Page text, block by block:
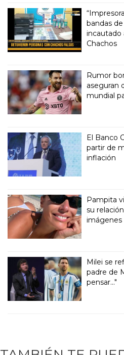
bandas
incautado
Chachos
Rumor
aseguran
mundial
El Banco
partir de
inflación
Pampita
su
imágenes
Milei se
padre de
pensar..."